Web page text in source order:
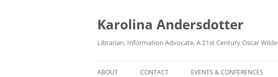
Karolina Andersdotter
Librarian, Information Advocate, A 21st Century Oscar Wilde
ABOUT CONTACT EVENTS & CONFERENCES